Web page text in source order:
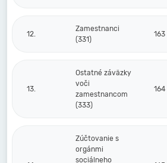
12.
Zamestnanci
(331)
163
13.
Ostatné záväzky
voči
zamestnancom
(333)
164
Zúčtovanie s
orgánmi
sociálneho